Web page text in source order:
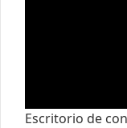
Escritorio de